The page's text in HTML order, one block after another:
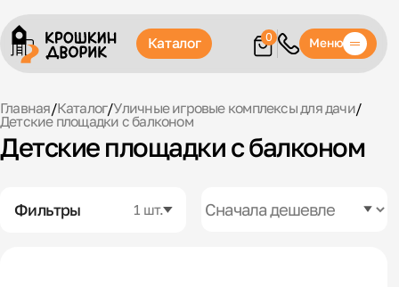
Каталог 0 Меню
Главная/Каталог/Уличные игровые комплексы для дачи/
Детские площадки с балконом
Детские площадки с балконом
Фильтры 1 шт.